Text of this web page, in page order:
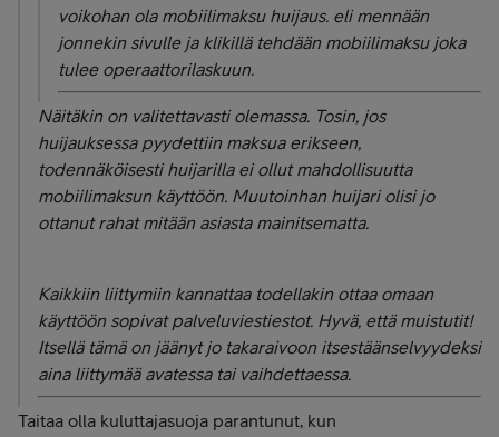
voikohan ola mobiilimaksu huijaus. eli mennään
jonnekin sivulle ja klikillä tehdään mobiilimaksu joka
tulee operaattorilaskuun.
Näitäkin on valitettavasti olemassa. Tosin, jos
huijauksessa pyydettiin maksua erikseen,
todennäköisesti huijarilla ei ollut mahdollisuutta
mobiilimaksun käyttöön. Muutoinhan huijari olisi jo
ottanut rahat mitään asiasta mainitsematta.
Kaikkiin liittymiin kannattaa todellakin ottaa omaan
käyttöön sopivat palveluviestiestot. Hyvä, että muistutit!
Itsellä tämä on jäänyt jo takaraivoon itsestäänselvyydeksi
aina liittymää avatessa tai vaihdettaessa.
Taitaa olla kuluttajasuoja parantunut, kun